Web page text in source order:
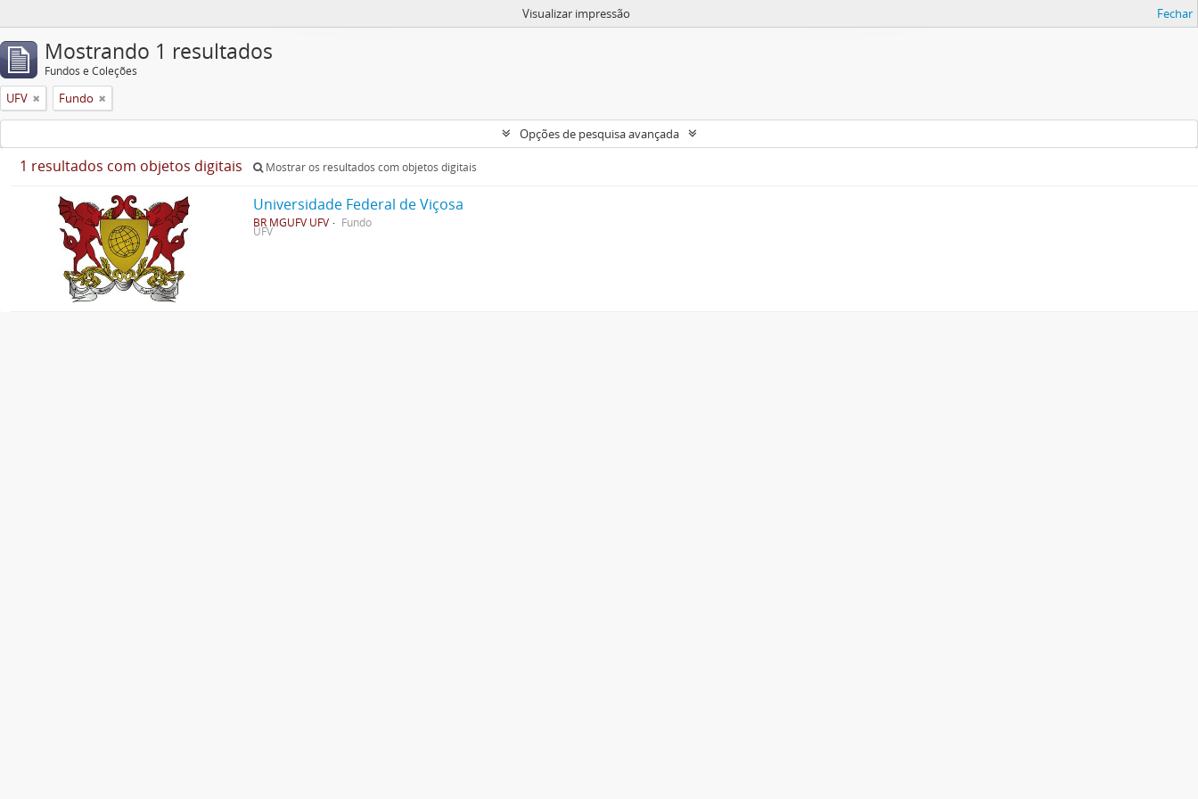
Visualizar impressão Fechar
Mostrando 1 resultados
Fundos e Coleções
UFV Fundo
Opções de pesquisa avançada
1 resultados com objetos digitais Mostrar os resultados com objetos digitais
Universidade Federal de Viçosa
BR MGUFV UFV Fundo
UFV